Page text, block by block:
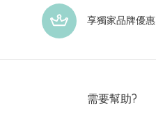
享獨家品牌優惠
需要幫助?